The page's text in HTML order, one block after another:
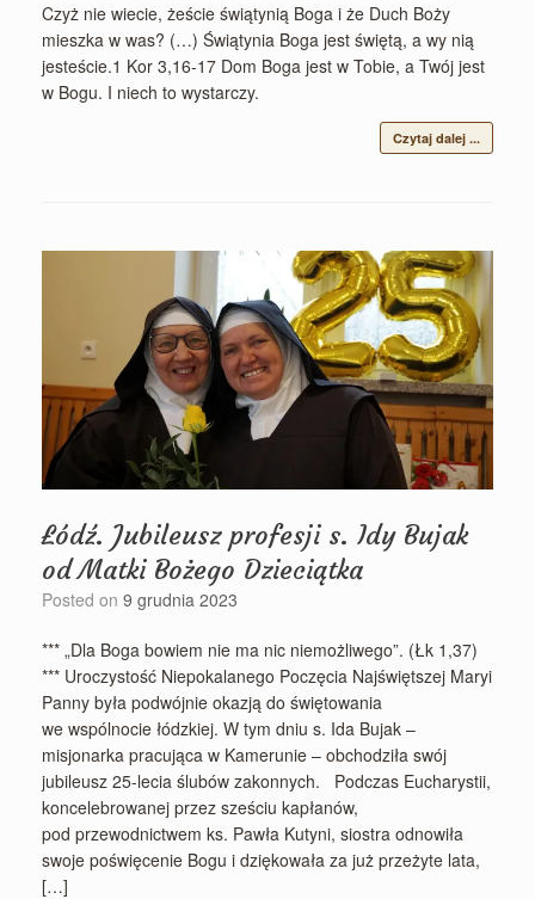
Czyż nie wiecie, żeście świątynią Boga i że Duch Boży
mieszka w was? (…) Świątynia Boga jest świętą, a wy nią
jesteście.1 Kor 3,16-17 Dom Boga jest w Tobie, a Twój jest
w Bogu. I niech to wystarczy.
Czytaj dalej ...
Łódź. Jubileusz profesji s. Idy Bujak
od Matki Bożego Dzieciątka
Posted on 9 grudnia 2023
*** „Dla Boga bowiem nie ma nic niemożliwego”. (Łk 1,37)
*** Uroczystość Niepokalanego Poczęcia Najświętszej Maryi
Panny była podwójnie okazją do świętowania
we wspólnocie łódzkiej. W tym dniu s. Ida Bujak –
misjonarka pracująca w Kamerunie – obchodziła swój
jubileusz 25-lecia ślubów zakonnych. Podczas Eucharystii,
koncelebrowanej przez sześciu kapłanów,
pod przewodnictwem ks. Pawła Kutyni, siostra odnowiła
swoje poświęcenie Bogu i dziękowała za już przeżyte lata,
[…]